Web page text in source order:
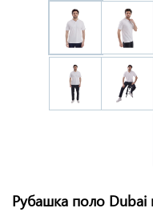
Рубашка поло Dubai